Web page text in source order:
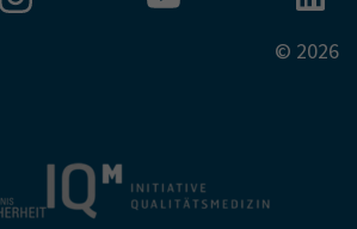
© 2026